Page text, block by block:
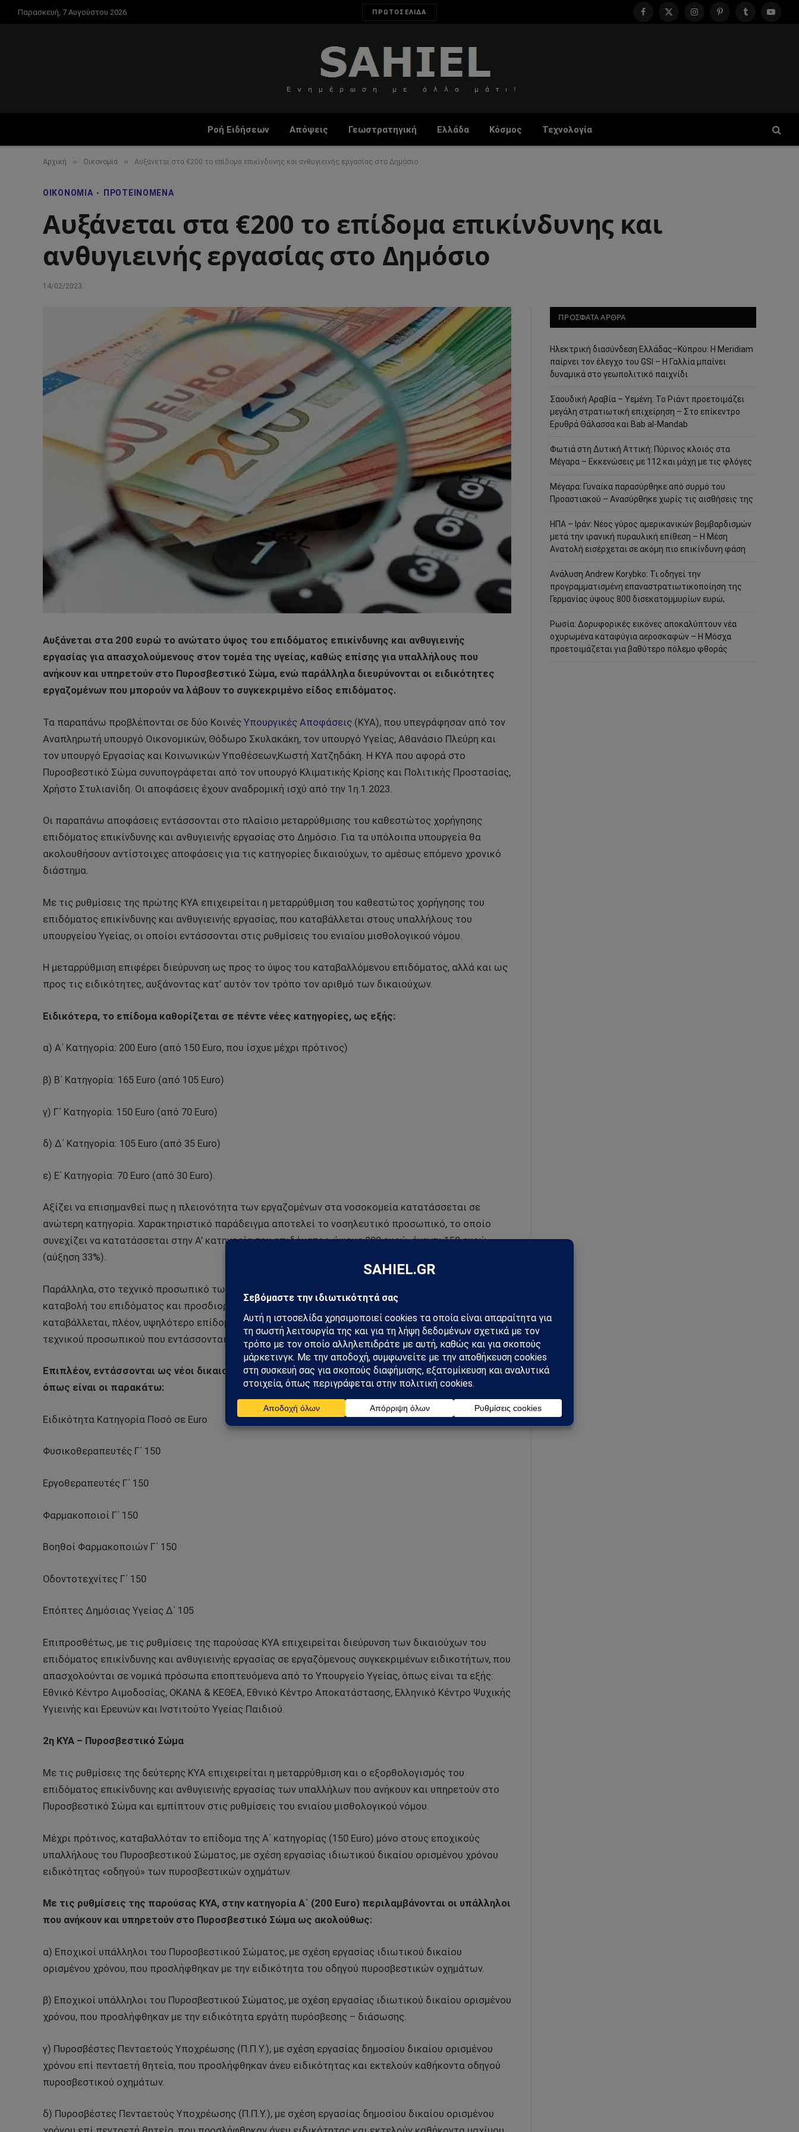
Παρασκευή, 7 Αυγούστου 2026 ΠΡΩΤΟΣΕΛΙΔΑ
Facebook
X
InstagramPinterestTumblr
Ροή Ειδήσεων Απόψεις Γεωστρατηγική Ελλάδα Κόσμος Τεχνολογία
Αρχική » Οικονομία » Αυξάνεται στα €200 το επίδομα επικίνδυνης και ανθυγιεινής εργασίας στο Δημόσιο
ΟΙΚΟΝΟΜΊΑ ΠΡΟΤΕΙΝΌΜΕΝΑ
Αυξάνεται στα €200 το επίδομα επικίνδυνης και
ανθυγιεινής εργασίας στο Δημόσιο
14/02/2023
Αυξάνεται στα 200 ευρώ το ανώτατο ύψος του επιδόματος επικίνδυνης και ανθυγιεινής
εργασίας για απασχολούμενους στον τομέα της υγείας, καθώς επίσης για υπαλλήλους που
ανήκουν και υπηρετούν στο Πυροσβεστικό Σώμα, ενώ παράλληλα διευρύνονται οι ειδικότητες
εργαζομένων που μπορούν να λάβουν το συγκεκριμένο είδος επιδόματος.
Τα παραπάνω προβλέπονται σε δύο Κοινές Υπουργικές Αποφάσεις (ΚΥΑ), που υπεγράφησαν από τον
Αναπληρωτή υπουργό Οικονομικών, Θόδωρο Σκυλακάκη, τον υπουργό Υγείας, Αθανάσιο Πλεύρη και
τον υπουργό Εργασίας και Κοινωνικών Υποθέσεων,Κωστή Χατζηδάκη. Η ΚΥΑ που αφορά στο
Πυροσβεστικό Σώμα συνυπογράφεται από τον υπουργό Κλιματικής Κρίσης και Πολιτικής Προστασίας,
Χρήστο Στυλιανίδη. Οι αποφάσεις έχουν αναδρομική ισχύ από την 1η.1.2023.
Οι παραπάνω αποφάσεις εντάσσονται στο πλαίσιο μεταρρύθμισης του καθεστώτος χορήγησης
επιδόματος επικίνδυνης και ανθυγιεινής εργασίας στο Δημόσιο. Για τα υπόλοιπα υπουργεία θα
ακολουθήσουν αντίστοιχες αποφάσεις για τις κατηγορίες δικαιούχων, το αμέσως επόμενο χρονικό
διάστημα.
Με τις ρυθμίσεις της πρώτης ΚΥΑ επιχειρείται η μεταρρύθμιση του καθεστώτος χορήγησης του
επιδόματος επικίνδυνης και ανθυγιεινής εργασίας, που καταβάλλεται στους υπαλλήλους του
υπουργείου Υγείας, οι οποίοι εντάσσονται στις ρυθμίσεις του ενιαίου μισθολογικού νόμου.
Η μεταρρύθμιση επιφέρει διεύρυνση ως προς το ύψος του καταβαλλόμενου επιδόματος, αλλά και ως
προς τις ειδικότητες, αυξάνοντας κατ’ αυτόν τον τρόπο τον αριθμό των δικαιούχων.
Ειδικότερα, το επίδομα καθορίζεται σε πέντε νέες κατηγορίες, ως εξής:
α) Α΄ Κατηγορία: 200 Euro (από 150 Euro, που ίσχυε μέχρι πρότινος)
β) Β΄ Κατηγορία: 165 Euro (από 105 Euro)
γ) Γ΄ Κατηγορία: 150 Euro (από 70 Euro)
δ) Δ΄ Κατηγορία: 105 Euro (από 35 Euro)
ε) Ε΄ Κατηγορία: 70 Euro (από 30 Euro).
Αξίζει να επισημανθεί πως η πλειονότητα των εργαζομένων στα νοσοκομεία κατατάσσεται σε
ανώτερη κατηγορία. Χαρακτηριστικό παράδειγμα αποτελεί το νοσηλευτικό προσωπικό, το οποίο
συνεχίζει να κατατάσσεται στην Α’ κατηγορία του επιδόματος, ύψους 200 ευρώ, έναντι 150 ευρώ
(αύξηση 33%).
Παράλληλα, στο τεχνικό προσωπικό των νοσοκομείων αμβλύνονται αμφισημίες ως προς την
καταβολή του επιδόματος και προσδιορίζονται συγκεκριμένες ειδικότητες δικαιούχων, στις οποίες
καταβάλλεται, πλέον, υψηλότερο επίδομα, από 70 ευρώ σε 150 ευρώ (αύξηση 114% – ειδικότητες
τεχνικού προσωπικού που εντάσσονται στην Γ΄ κατηγορία).
Επιπλέον, εντάσσονται ως νέοι δικαιούχοι εργαζόμενοι των νοσοκομείων αρκετών ειδικοτήτων,
όπως είναι οι παρακάτω:
Ειδικότητα Κατηγορία Ποσό σε Euro
Φυσικοθεραπευτές Γ΄ 150
Εργοθεραπευτές Γ΄ 150
Φαρμακοποιοί Γ΄ 150
Βοηθοί Φαρμακοποιών Γ΄ 150
Οδοντοτεχνίτες Γ΄ 150
Επόπτες Δημόσιας Υγείας Δ΄ 105
Επιπροσθέτως, με τις ρυθμίσεις της παρούσας ΚΥΑ επιχειρείται διεύρυνση των δικαιούχων του
επιδόματος επικίνδυνης και ανθυγιεινής εργασίας σε εργαζόμενους συγκεκριμένων ειδικοτήτων, που
απασχολούνται σε νομικά πρόσωπα εποπτευόμενα από το Υπουργείο Υγείας, όπως είναι τα εξής:
Εθνικό Κέντρο Αιμοδοσίας, ΟΚΑΝΑ & ΚΕΘΕΑ, Εθνικό Κέντρο Αποκατάστασης, Ελληνικό Κέντρο Ψυχικής
Υγιεινής και Ερευνών και Ινστιτούτο Υγείας Παιδιού.
2η ΚΥΑ – Πυροσβεστικό Σώμα
Με τις ρυθμίσεις της δεύτερης ΚΥΑ επιχειρείται η μεταρρύθμιση και ο εξορθολογισμός του
επιδόματος επικίνδυνης και ανθυγιεινής εργασίας των υπαλλήλων που ανήκουν και υπηρετούν στο
Πυροσβεστικό Σώμα και εμπίπτουν στις ρυθμίσεις του ενιαίου μισθολογικού νόμου.
Μέχρι πρότινος, καταβαλλόταν το επίδομα της Α΄ κατηγορίας (150 Euro) μόνο στους εποχικούς
υπαλλήλους του Πυροσβεστικού Σώματος, με σχέση εργασίας ιδιωτικού δικαίου ορισμένου χρόνου
ειδικότητας «οδηγού» των πυροσβεστικών οχημάτων.
Με τις ρυθμίσεις της παρούσας ΚΥΑ, στην κατηγορία Α΄ (200 Euro) περιλαμβάνονται οι υπάλληλοι
που ανήκουν και υπηρετούν στο Πυροσβεστικό Σώμα ως ακολούθως:
α) Εποχικοί υπάλληλοι του Πυροσβεστικού Σώματος, με σχέση εργασίας ιδιωτικού δικαίου
ορισμένου χρόνου, που προσλήφθηκαν με την ειδικότητα του οδηγού πυροσβεστικών οχημάτων.
β) Εποχικοί υπάλληλοι του Πυροσβεστικού Σώματος, με σχέση εργασίας ιδιωτικού δικαίου ορισμένου
χρόνου, που προσλήφθηκαν με την ειδικότητα εργάτη πυρόσβεσης – διάσωσης.
γ) Πυροσβέστες Πενταετούς Υποχρέωσης (Π.Π.Υ.), με σχέση εργασίας δημοσίου δικαίου ορισμένου
χρόνου επί πενταετή θητεία, που προσλήφθηκαν άνευ ειδικότητας και εκτελούν καθήκοντα οδηγού
πυροσβεστικού οχημάτων.
δ) Πυροσβέστες Πενταετούς Υποχρέωσης (Π.Π.Υ.), με σχέση εργασίας δημοσίου δικαίου ορισμένου
ΠΡΟΣΦΑΤΑ ΑΡΘΡΑ
Ηλεκτρική διασύνδεση Ελλάδας–Κύπρου: Η Meridiam
παίρνει τον έλεγχο του GSI – Η Γαλλία μπαίνει
δυναμικά στο γεωπολιτικό παιχνίδι
Σαουδική Αραβία – Υεμένη: Το Ριάντ προετοιμάζει
μεγάλη στρατιωτική επιχείρηση – Στο επίκεντρο
Ερυθρά Θάλασσα και Bab al-Mandab
Φωτιά στη Δυτική Αττική: Πύρινος κλοιός στα
Μέγαρα – Εκκενώσεις με 112 και μάχη με τις φλόγες
Μέγαρα: Γυναίκα παρασύρθηκε από συρμό του
Προαστιακού – Ανασύρθηκε χωρίς τις αισθήσεις της
ΗΠΑ – Ιράν: Νέος γύρος αμερικανικών βομβαρδισμών
μετά την ιρανική πυραυλική επίθεση – Η Μέση
Ανατολή εισέρχεται σε ακόμη πιο επικίνδυνη φάση
Ανάλυση Andrew Korybko: Τι οδηγεί την
προγραμματισμένη επαναστρατιωτικοποίηση της
Γερμανίας ύψους 800 δισεκατομμυρίων ευρώ;
Ρωσία: Δορυφορικές εικόνες αποκαλύπτουν νέα
οχυρωμένα καταφύγια αεροσκαφών – Η Μόσχα
προετοιμάζεται για βαθύτερο πόλεμο φθοράς